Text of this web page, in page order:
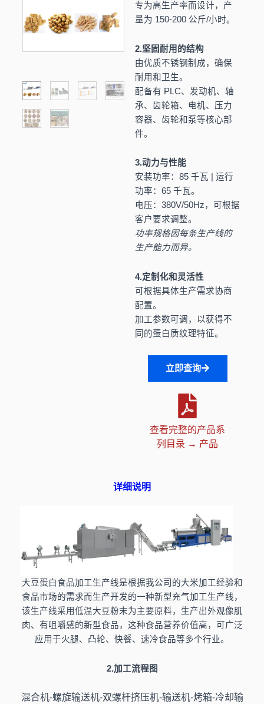
专为高生产率而设计，产
量为 150-200 公斤/小时。
2.坚固耐用的结构
由优质不锈钢制成，确保
耐用和卫生。
配备有 PLC、发动机、轴
承、齿轮箱、电机、压力
容器、齿轮和泵等核心部
件。
3.动力与性能
安装功率：85 千瓦 | 运行
功率：65 千瓦。
电压：380V/50Hz，可根据
客户要求调整。
功率规格因每条生产线的
生产能力而异。
4.定制化和灵活性
可根据具体生产需求协商
配置。
加工参数可调，以获得不
同的蛋白质纹理特征。
立即查询
查看完整的产品系
列目录 → 产品
详细说明
大豆蛋白食品加工生产线是根据我公司的大米加工经验和
食品市场的需求而生产开发的一种新型充气加工生产线，
该生产线采用低温大豆粉末为主要原料，生产出外观像肌
肉、有咀嚼感的新型食品，这种食品营养价值高，可广泛
应用于火腿、凸轮、快餐、速冷食品等多个行业。
2.加工流程图
混合机-螺旋输送机-双螺杆挤压机-输送机-烤箱-冷却输